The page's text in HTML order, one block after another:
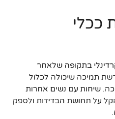
ככלי
בתקופה שלאחר
תמיכה שיכולה לכלול
שיחות עם נשים אחרות
על תחושת הבדידות ולספק